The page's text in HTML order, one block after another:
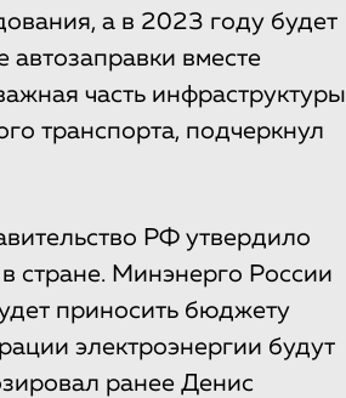
а в 2023 году будет
вместе
часть инфраструктуры
транспорта, подчеркнул
РФ утвердило
стране. Минэнерго России
приносить бюджету
электроэнергии будут
ранее Денис